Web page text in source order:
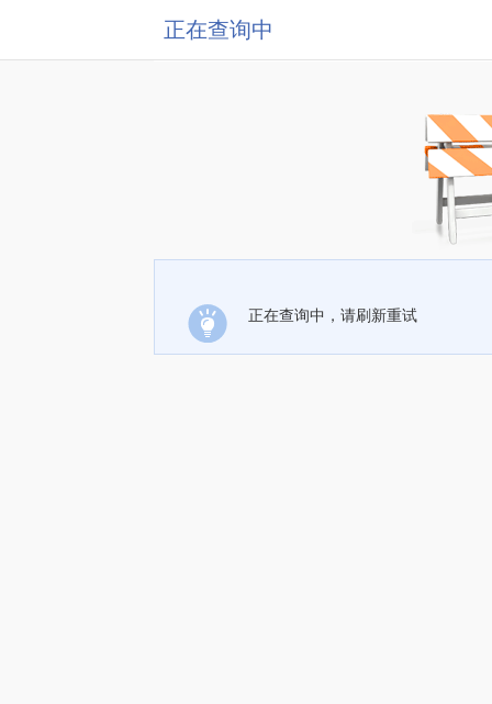
正在查询中
正在查询中，请刷新重试